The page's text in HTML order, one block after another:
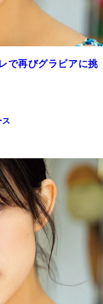
で再びグラビアに挑